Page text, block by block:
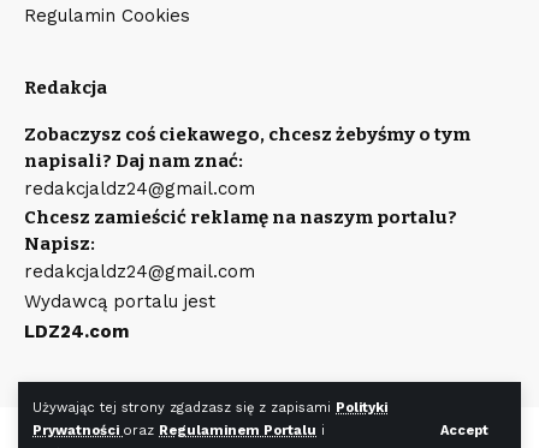
Używając tej strony zgadzasz się z zapisami Polityki
Prywatności oraz Regulaminem Portalu i
Accept
Regulamin Cookies
Redakcja
Zobaczysz coś ciekawego, chcesz żebyśmy o tym
napisali? Daj nam znać:
redakcjaldz24@gmail.com
Chcesz zamieścić reklamę na naszym portalu?
Napisz:
redakcjaldz24@gmail.com
Wydawcą portalu jest
LDZ24.com
©LDZ24.com Wszystkie prawa zastrzeżone. Wykonanie strony